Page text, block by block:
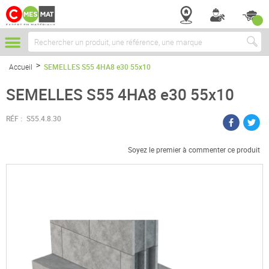
Chercher
Accueil SEMELLES S55 4HA8 e30 55x10
SEMELLES S55 4HA8 e30 55x10
RÉF : S55.4.8.30
Soyez le premier à commenter ce produit
Passer